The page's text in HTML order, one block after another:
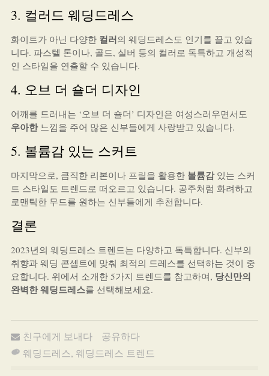
3. 컬러드 웨딩드레스
화이트가 아닌 다양한 컬러의 웨딩드레스도 인기를 끌고 있습
니다. 파스텔 톤이나, 골드, 실버 등의 컬러로 독특하고 개성적
인 스타일을 연출할 수 있습니다.
4. 오브 더 숄더 디자인
어깨를 드러내는 ‘오브 더 숄더’ 디자인은 여성스러우면서도
우아한느낌을 주어 많은 신부들에게 사랑받고 있습니다.
5. 볼륨감 있는 스커트
마지막으로, 큼직한 리본이나 프릴을 활용한 볼륨감있는 스커
트 스타일도 트렌드로 떠오르고 있습니다. 공주처럼 화려하고
로맨틱한 무드를 원하는 신부들에게 추천합니다.
결론
2023년의 웨딩드레스 트렌드는 다양하고 독특합니다. 신부의
취향과 웨딩 콘셉트에 맞춰 최적의 드레스를 선택하는 것이 중
요합니다. 위에서 소개한 5가지 트렌드를 참고하여, 당신만의
완벽한 웨딩드레스를 선택해보세요.
친구에게 보내다
공유하다
웨딩드레스, 웨딩드레스 트렌드